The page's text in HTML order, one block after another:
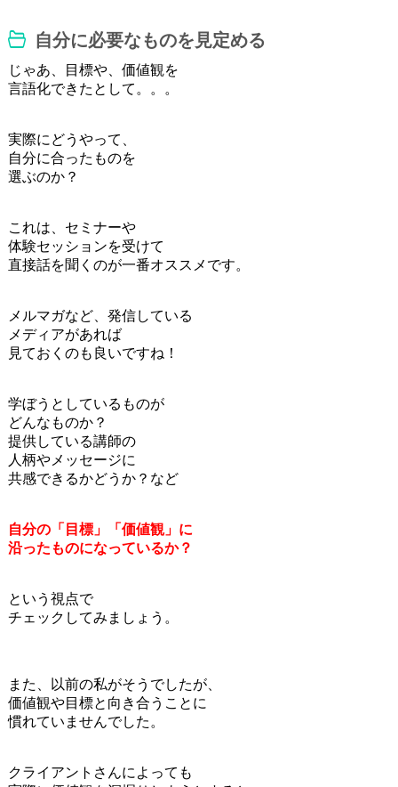
自分に必要なものを見定める
じゃあ、目標や、価値観を
言語化できたとして。。。
実際にどうやって、
自分に合ったものを
選ぶのか？
これは、セミナーや
体験セッションを受けて
直接話を聞くのが一番オススメです。
メルマガなど、発信している
メディアがあれば
見ておくのも良いですね！
学ぼうとしているものが
どんなものか？
提供している講師の
人柄やメッセージに
共感できるかどうか？など
自分の「目標」「価値観」に
沿ったものになっているか？
という視点で
チェックしてみましょう。
また、以前の私がそうでしたが、
価値観や目標と向き合うことに
慣れていませんでした。
クライアントさんによっても